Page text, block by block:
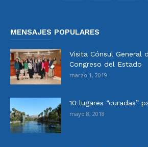
MENSAJES POPULARES
Visita Cónsul General
Congreso del Estado
marzo 1, 2019
10 lugares “curadas”
mayo 8, 2018